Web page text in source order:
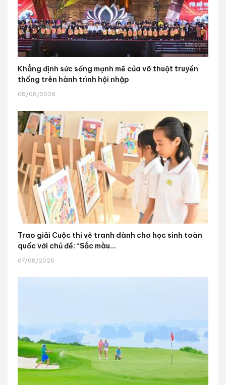
Khẳng định sức sống mạnh mẽ của võ thuật truyền
thống trên hành trình hội nhập
08/08/2026
Trao giải Cuộc thi vẽ tranh dành cho học sinh toàn
quốc với chủ đề: “Sắc màu...
07/08/2026